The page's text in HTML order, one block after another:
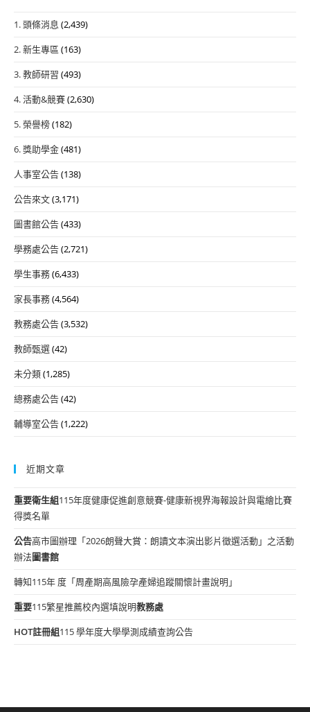
1. 頭條消息 (2,439)
2. 新生專區 (163)
3. 教師研習 (493)
4. 活動&競賽(2,630)
5. 榮譽榜(182)
6. 獎助學金(481)
人事室公告(138)
公告來文(3,171)
圖書館公告(433)
學務處公告(2,721)
學生事務(6,433)
家長事務(4,564)
教務處公告(3,532)
教師甄選(42)
未分類(1,285)
總務處公告(42)
輔導室公告(1,222)
近期文章
重要衛生組115年度健康促進創意競賽-健康新視界海報設計與電繪比賽
得獎名單
公告高市圖辦理「2026朗聲大賞：朗讀文本演出影片徵選活動」之活動
辦法圖書館
轉知115年 度「周產期高風險孕產婦追蹤關懷計畫說明」
重要115繁星推薦校內選填說明教務處
HOT註冊組115 學年度大學學測成績查詢公告